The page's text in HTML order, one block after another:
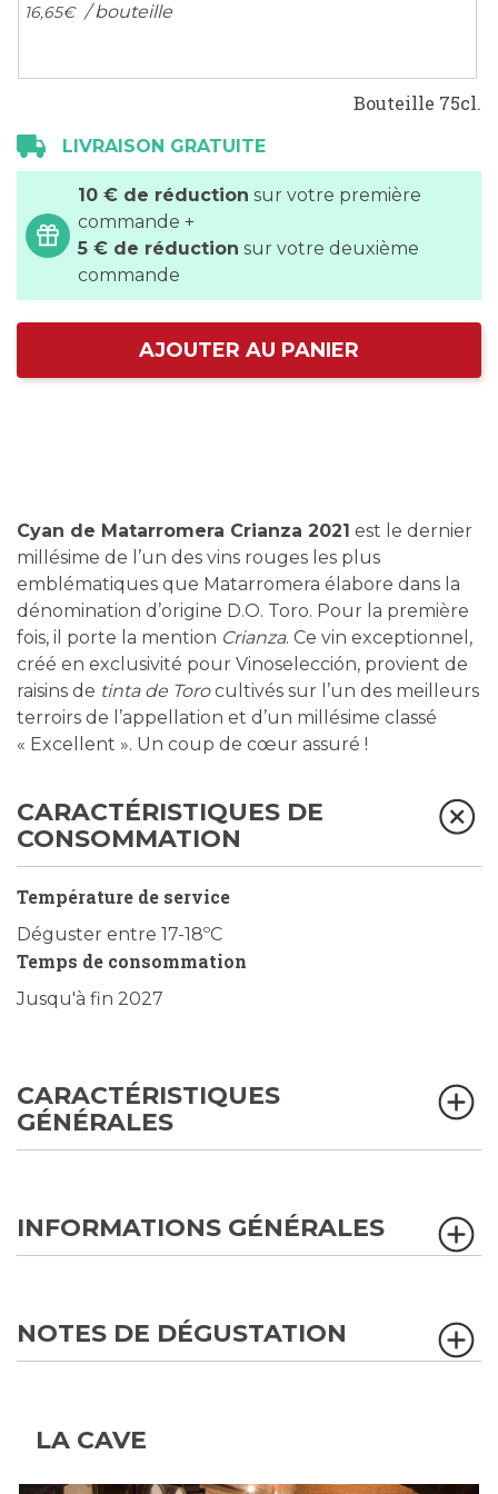
16,65€ / bouteille
Bouteille 75cl.
LIVRAISON GRATUITE
10 € de réduction sur votre première
commande +
5 € de réduction sur votre deuxième
commande
AJOUTER AU PANIER
Cyan de Matarromera Crianza 2021 est le dernier
millésime de l’un des vins rouges les plus
emblématiques que Matarromera élabore dans la
dénomination d’origine D.O. Toro. Pour la première
fois, il porte la mention Crianza. Ce vin exceptionnel,
créé en exclusivité pour Vinoselección, provient de
raisins de tinta de Torocultivés sur l’un des meilleurs
terroirs de l’appellation et d’un millésime classé
« Excellent ». Un coup de cœur assuré !
CARACTÉRISTIQUES DE
CONSOMMATION
Température de service
Déguster entre 17-18ºC
Temps de consommation
Jusqu'à fin 2027
CARACTÉRISTIQUES
GÉNÉRALES
INFORMATIONS GÉNÉRALES
NOTES DE DÉGUSTATION
LA CAVE